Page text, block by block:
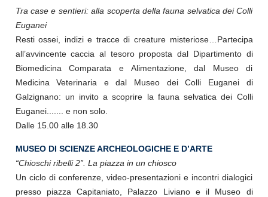
Tra case e sentieri: alla scoperta della fauna selvatica dei Colli
Euganei
Resti ossei, indizi e tracce di creature misteriose…Partecipa
all’avvincente caccia al tesoro proposta dal Dipartimento di
Biomedicina Comparata e Alimentazione, dal Museo di
Medicina Veterinaria e dal Museo dei Colli Euganei di
Galzignano: un invito a scoprire la fauna selvatica dei Colli
Euganei....... e non solo.
Dalle 15.00 alle 18.30
MUSEO DI SCIENZE ARCHEOLOGICHE E D’ARTE
“Chioschi ribelli 2”. La piazza in un chiosco
Un ciclo di conferenze, video-presentazioni e incontri dialogici
presso piazza Capitaniato, Palazzo Liviano e il Museo di